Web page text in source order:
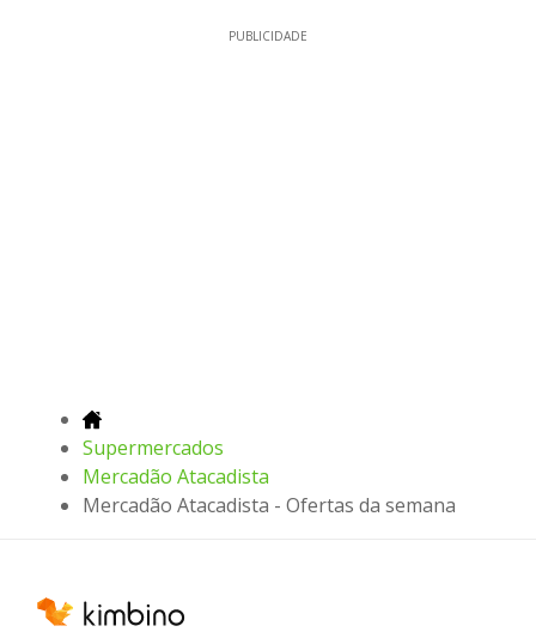
PUBLICIDADE
Supermercados
Mercadão Atacadista
Mercadão Atacadista - Ofertas da semana